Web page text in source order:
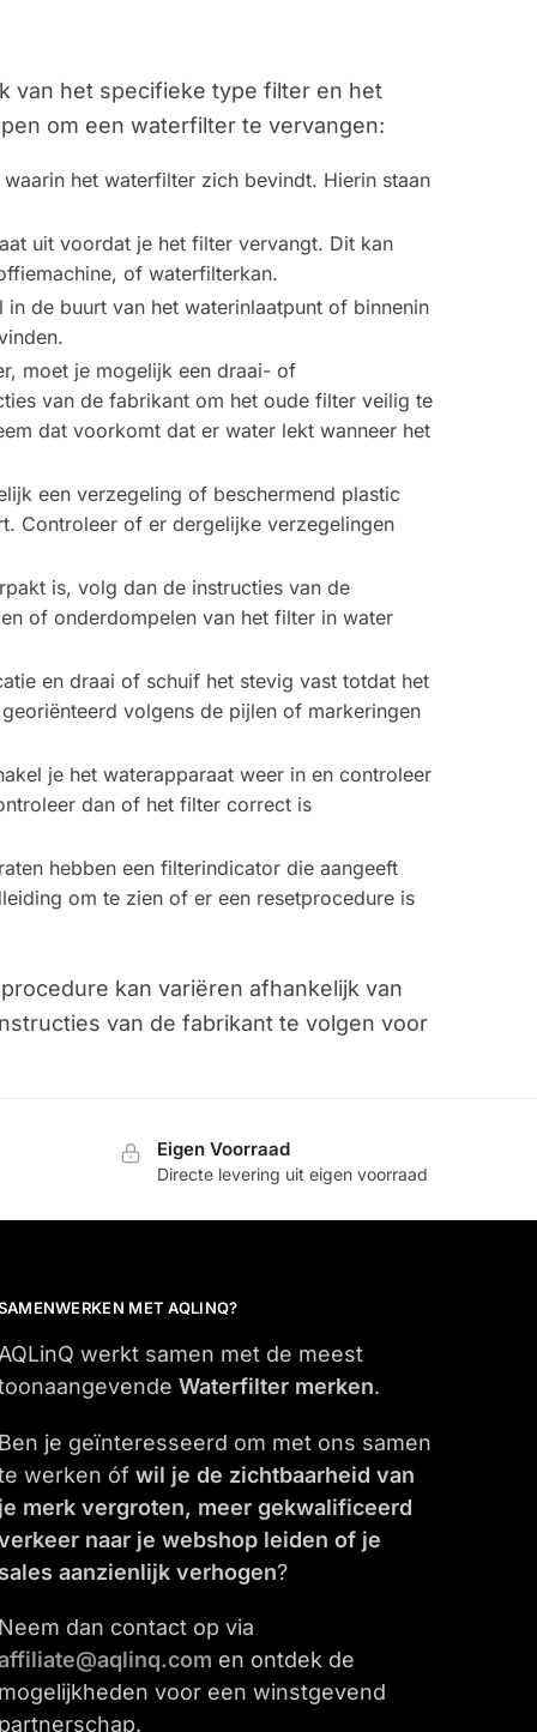
van het specifieke type filter en het
om een waterfilter te vervangen:
het waterfilter zich bevindt. Hierin staan
uit voordat je het filter vervangt. Dit kan
of waterfilterkan.
de buurt van het waterinlaatpunt of binnenin
moet je mogelijk een draai- of
van de fabrikant om het oude filter veilig te
dat voorkomt dat er water lekt wanneer het
een verzegeling of beschermend plastic
Controleer of er dergelijke verzegelingen
is, volg dan de instructies van de
of onderdompelen van het filter in water
en draai of schuif het stevig vast totdat het
volgens de pijlen of markeringen
je het waterapparaat weer in en controleer
dan of het filter correct is
hebben een filterindicator die aangeeft
om te zien of er een resetprocedure is
kan variëren afhankelijk van
van de fabrikant te volgen voor
Eigen Voorraad
Directe levering uit eigen voorraad
MET AQLINQ?
werkt samen met de meest
Waterfilter merken.
Ben je geïnteresseerd om met ons samen
werken óf wil je de zichtbaarheid van
je merk vergroten, meer gekwalificeerd
naar je webshop leiden of je
sales aanzienlijk verhogen?
Neem dan contact op via
en ontdek de
mogelijkheden voor een winstgevend
partnerschap.